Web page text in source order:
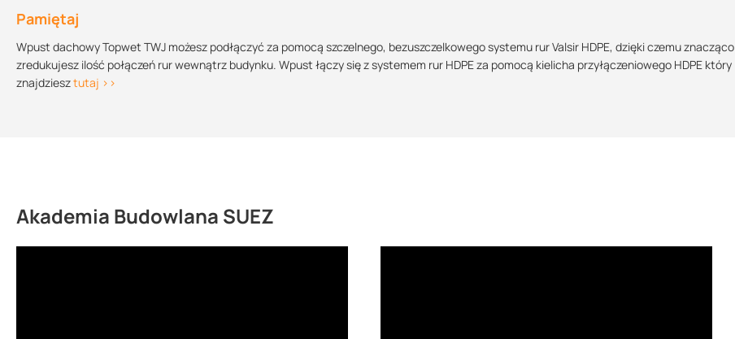
Pamiętaj
Wpust dachowy Topwet TWJ możesz podłączyć za pomocą szczelnego, bezuszczelkowego systemu rur Valsir HDPE, dzięki czemu znacząco
zredukujesz ilość połączeń rur wewnątrz budynku. Wpust łączy się z systemem rur HDPE za pomocą kielicha przyłączeniowego HDPE który
znajdziesztutaj >>
DN 100
DN 125
10,3 l/s
55 mm
DN 150
12,4 l/s
Rysunek techniczny TWJ 110 BIT
Rysunek techniczny TWJ 150 BIT
Akademia Budowlana SUEZ